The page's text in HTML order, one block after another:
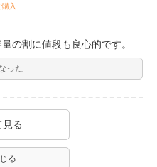
入
の割に値段も良心的です。
った
る
る